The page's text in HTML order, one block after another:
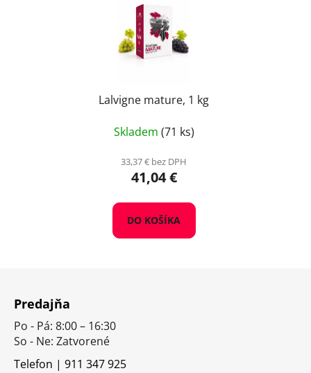
Lalvigne mature, 1 kg
Skladem (71 ks)
33,37 € bez DPH
41,04 €
DO KOŠÍKA
Predajňa
Po - Pá: 8:00 – 16:30
So - Ne: Zatvorené
Telefon | 911 347 925